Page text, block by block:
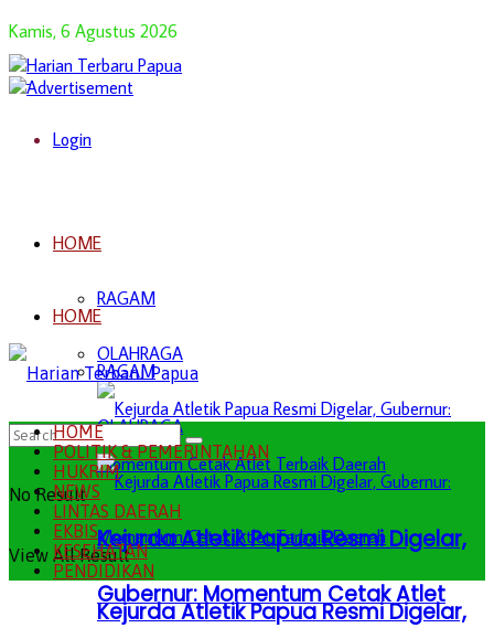
Kamis, 6 Agustus 2026
Login
HOME
RAGAM
OLAHRAGA
Kejurda Atletik Papua Resmi Digelar,
Gubernur: Momentum Cetak Atlet
HOME
RAGAM
OLAHRAGA
Kejurda Atletik Papua Resmi Digelar,
No Result
View All Result
HOME
POLITIK & PEMERINTAHAN
HUKRIM
NEWS
LINTAS DAERAH
EKBIS
KESEHATAN
PENDIDIKAN